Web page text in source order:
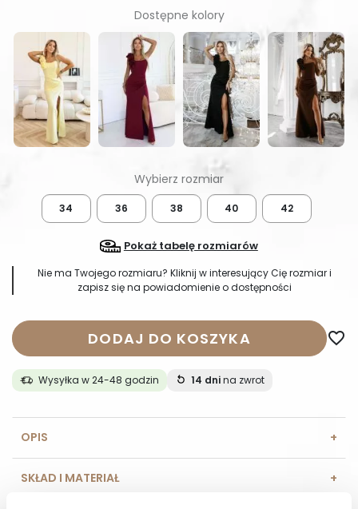
Dostępne kolory
34 36 38 40 42
Pokaż tabelę rozmiarów
Nie ma Twojego rozmiaru? Kliknij w interesujący Cię rozmiar i
zapisz się na powiadomienie o dostępności
DODAJ DO KOSZYKA favorite_border
Wysyłka w 24-48 godzin 14 dnina zwrot
OPIS
SKŁAD I MATERIAŁ